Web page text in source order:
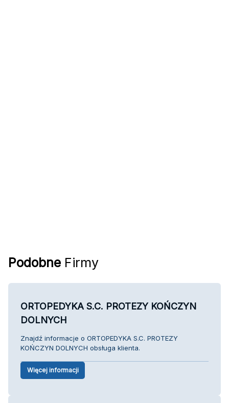
Podobne Firmy
ORTOPEDYKA S.C. PROTEZY KOŃCZYN
DOLNYCH
Znajdź informacje o ORTOPEDYKA S.C. PROTEZY
KOŃCZYN DOLNYCH obsługa klienta.
Więcej informacji